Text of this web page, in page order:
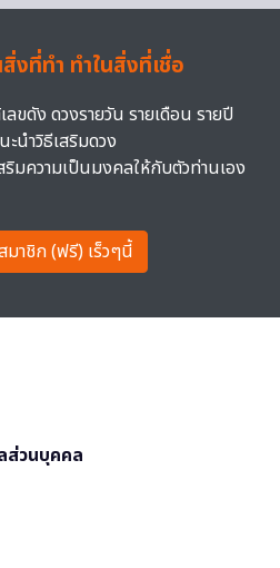
งที่ทำ ทำในสิ่งที่เชื่อ
ขดัง ดวงรายวัน รายเดือน รายปี
นำวิธีเสริมดวง
มความเป็นมงคลให้กับตัวท่านเอง
มาชิก (ฟรี) เร็วๆนี้
ส่วนบุคคล